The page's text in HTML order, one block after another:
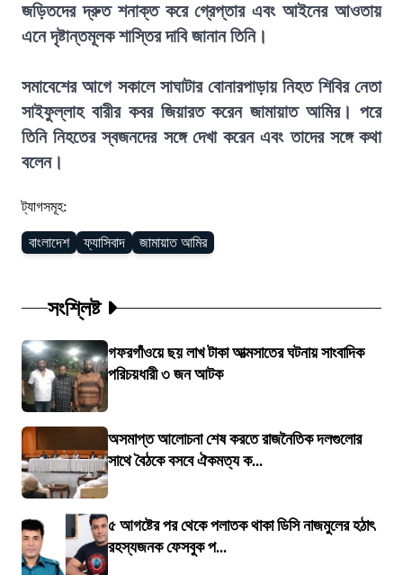
জড়িতদের দ্রুত শনাক্ত করে গ্রেপ্তার এবং আইনের আওতায়
এনে দৃষ্টান্তমূলক শাস্তির দাবি জানান তিনি।
সমাবেশের আগে সকালে সাঘাটার বোনারপাড়ায় নিহত শিবির নেতা
সাইফুল্লাহ বারীর কবর জিয়ারত করেন জামায়াত আমির। পরে
তিনি নিহতের স্বজনদের সঙ্গে দেখা করেন এবং তাদের সঙ্গে কথা
বলেন।
ট্যাগসমূহ:
বাংলাদেশ ফ্যাসিবাদ জামায়াত আমির
সংশ্লিষ্ট
গফরগাঁওয়ে ছয় লাখ টাকা আত্মসাতের ঘটনায় সাংবাদিক
পরিচয়ধারী ৩ জন আটক
অসমাপ্ত আলোচনা শেষ করতে রাজনৈতিক দলগুলোর
সাথে বৈঠকে বসবে ঐকমত্য ক...
৫ আগষ্টের পর থেকে পলাতক থাকা ডিসি নাজমুলের হঠাৎ
রহস্যজনক ফেসবুক প...